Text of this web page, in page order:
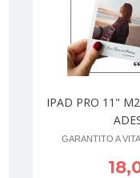
IPAD PRO 11"
GARANTITO A